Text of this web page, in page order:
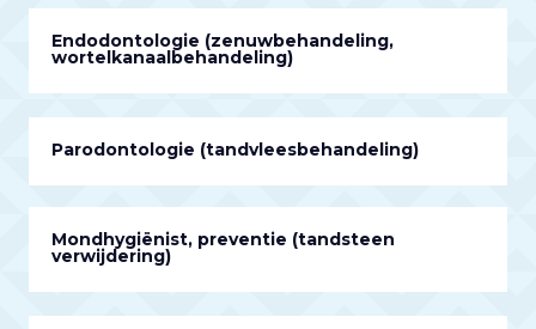
Endodontologie (zenuwbehandeling,
wortelkanaalbehandeling)
Parodontologie (tandvleesbehandeling)
Mondhygiënist, preventie (tandsteen
verwijdering)